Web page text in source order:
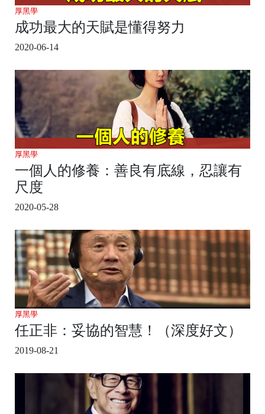
厚黑學
成功最大的天賦是懂得努力
2020-06-14
厚黑學
一個人的修養：善良有底線，忍讓有
尺度
2020-05-28
厚黑學
任正非：妥協的智慧！（深度好文）
2019-08-21